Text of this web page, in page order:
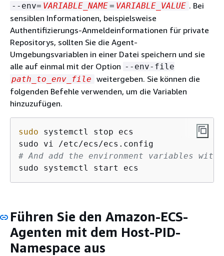
--env= VARIABLE_NAME= VARIABLE_VALUE . Bei
sensiblen Informationen, beispielsweise
Authentifizierungs-Anmeldeinformationen für private
Repositorys, sollten Sie die Agent-
Umgebungsvariablen in einer Datei speichern und sie
alle auf einmal mit der Option --env-file
path_to_env_file weitergeben. Sie können die
folgenden Befehle verwenden, um die Variablen
hinzuzufügen.
sudo systemctl stop ecs
# And add the environment variables with
sudo systemctl start ecs
Führen Sie den Amazon-ECS-
Agenten mit dem Host-PID-
Namespace aus